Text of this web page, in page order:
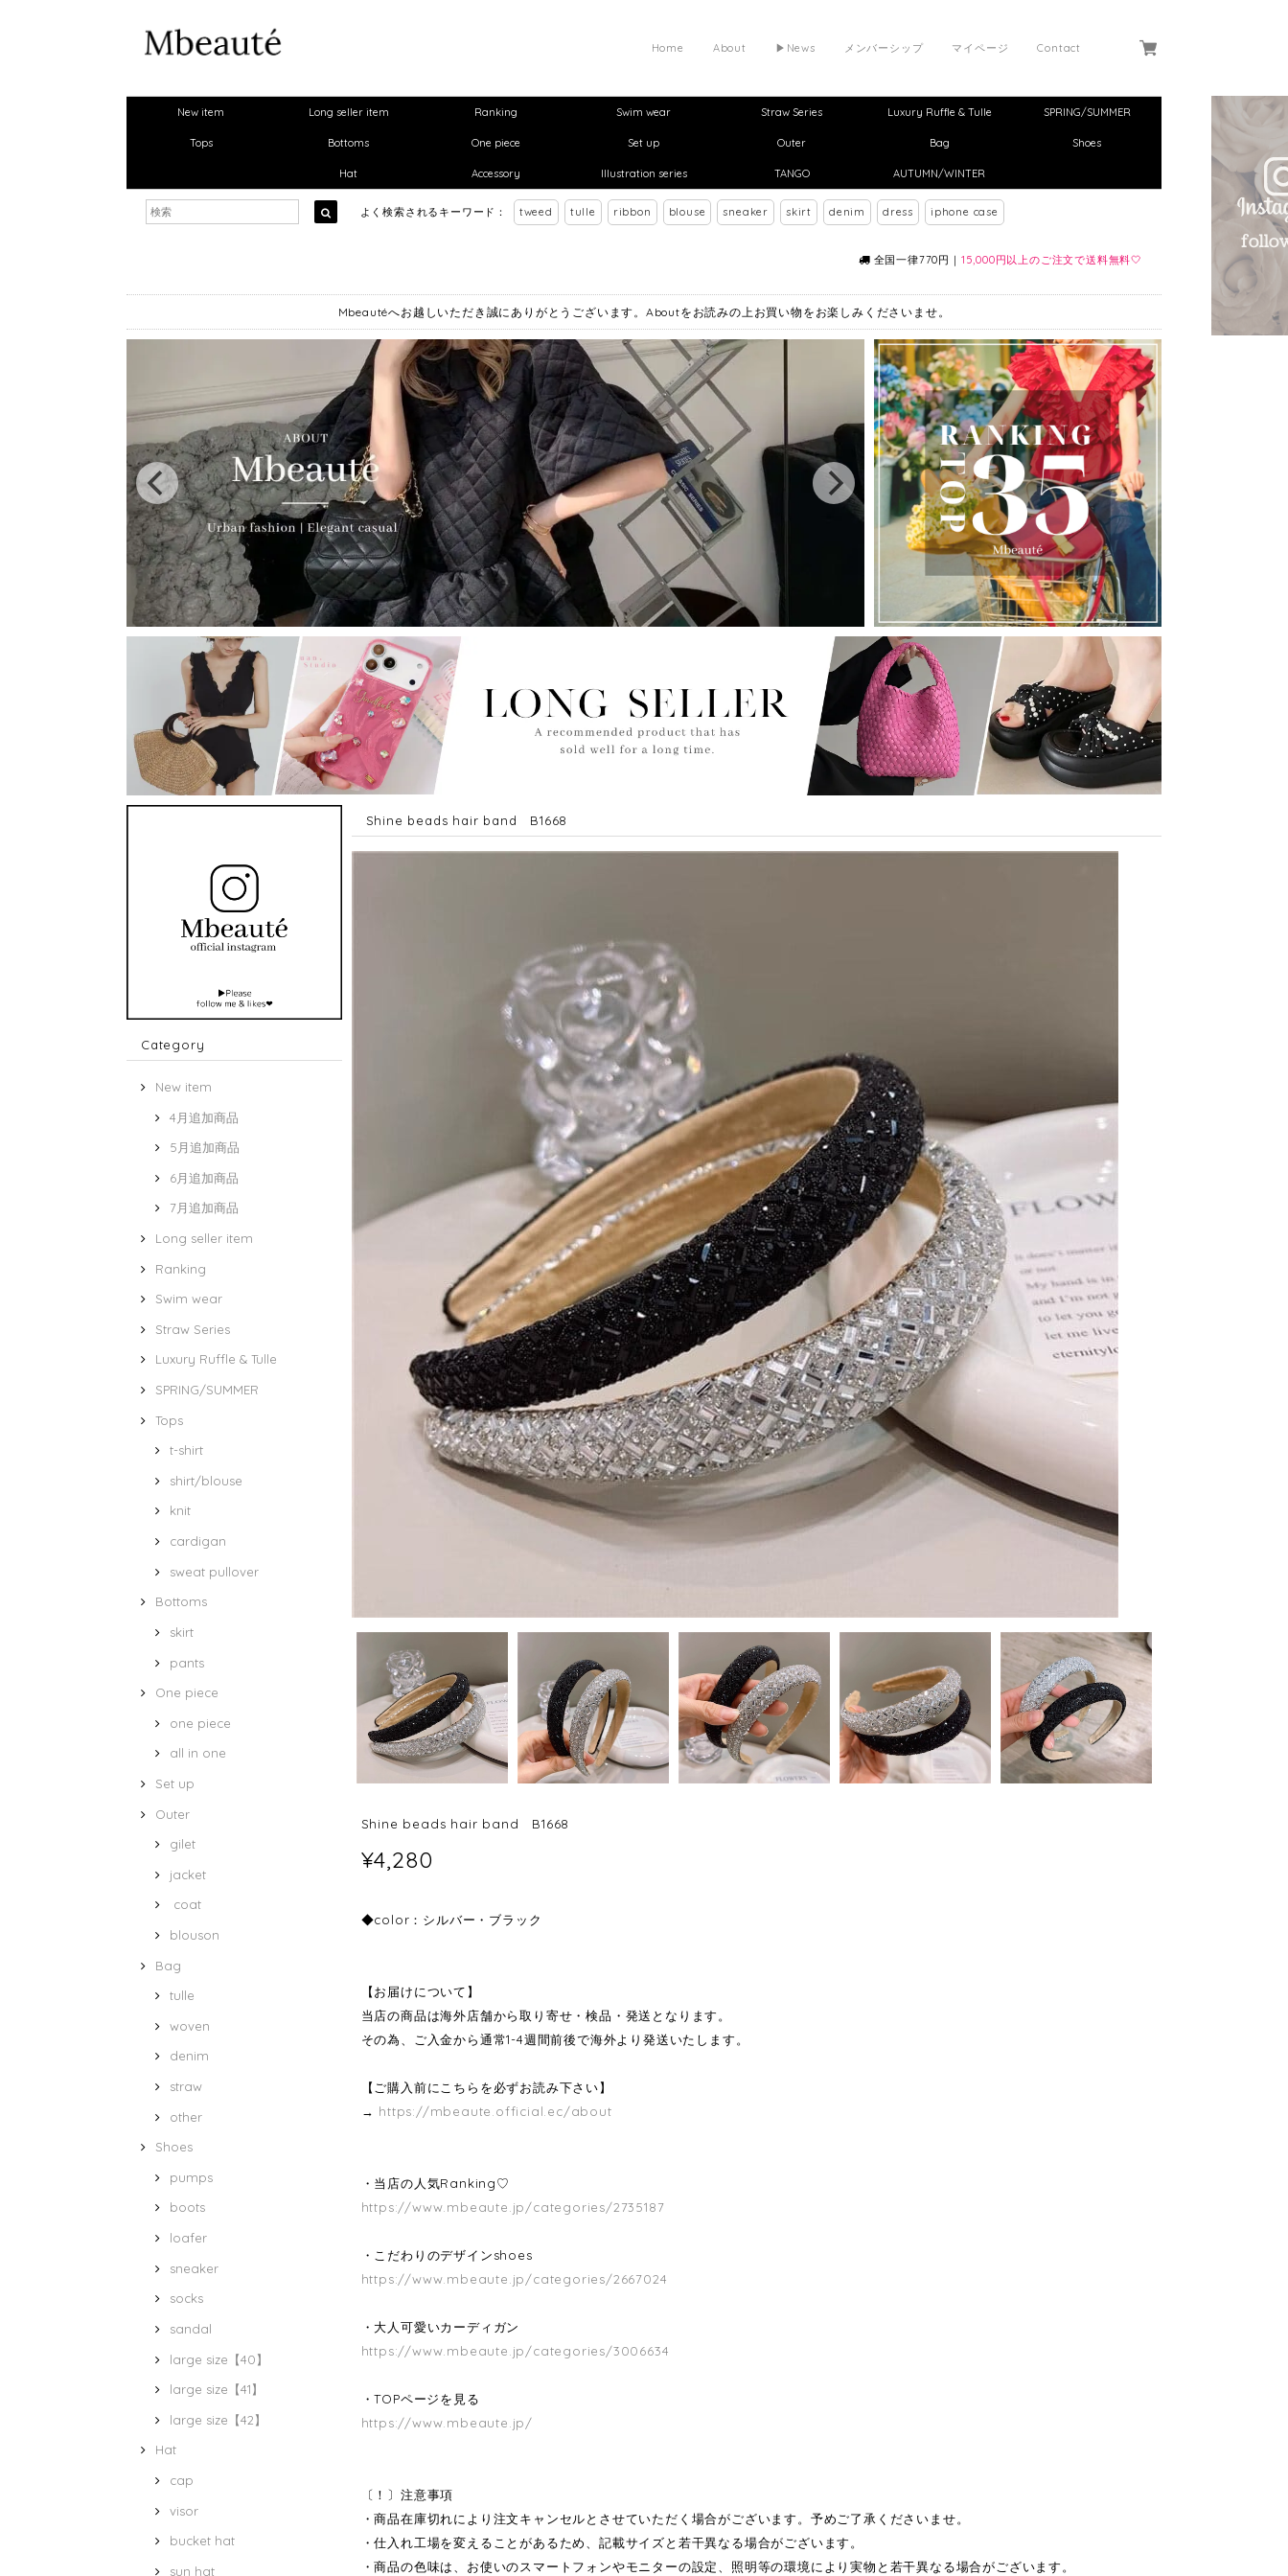
Contact
マイページ
メンバーシップ
▶︎News
About
Home
New item Long seller item Ranking Swim wear Straw Series Luxury Ruffle & Tulle SPRING/SUMMER
Tops Bottoms One piece Set up Outer Bag Shoes
Hat Accessory Illustration series TANGO AUTUMN/WINTER
よく検索されるキーワード： tweed tulle ribbon blouse sneaker skirt denim dress iphone case
全国一律770円｜ 15,000円以上のご注文で送料無料🤍
Mbeautéへお越しいただき誠にありがとうございます。Aboutをお読みの上お買い物をお楽しみくださいませ。
Category
New item
4月追加商品
5月追加商品
6月追加商品
7月追加商品
Long seller item
Ranking
Swim wear
Straw Series
Luxury Ruffle & Tulle
SPRING/SUMMER
Tops
t-shirt
shirt/blouse
knit
cardigan
sweat pullover
Bottoms
skirt
pants
One piece
one piece
all in one
Set up
Outer
gilet
jacket
coat
blouson
Bag
tulle
woven
denim
straw
other
Shoes
pumps
boots
loafer
sneaker
socks
sandal
large size【40】
large size【41】
large size【42】
Hat
cap
visor
bucket hat
sun hat
Shine beads hair band B1668
Shine beads hair band B1668
¥4,280
◆color：シルバー・ブラック
【お届けについて】
当店の商品は海外店舗から取り寄せ・検品・発送となります。
その為、ご入金から通常1-4週間前後で海外より発送いたします。
【ご購入前にこちらを必ずお読み下さい】
→ https://mbeaute.official.ec/about
・当店の人気Ranking♡
https://www.mbeaute.jp/categories/2735187
・こだわりのデザインshoes
https://www.mbeaute.jp/categories/2667024
・大人可愛いカーディガン
https://www.mbeaute.jp/categories/3006634
・TOPページを見る
https://www.mbeaute.jp/
〔！〕注意事項
・商品在庫切れにより注文キャンセルとさせていただく場合がございます。予めご了承くださいませ。
・仕入れ工場を変えることがあるため、記載サイズと若干異なる場合がございます。
・商品の色味は、お使いのスマートフォンやモニターの設定、照明等の環境により実物と若干異なる場合がございます。